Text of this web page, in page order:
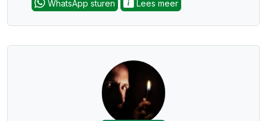
WhatsApp sturen Lees meer